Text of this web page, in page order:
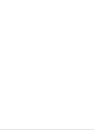
구조
을 통해 관련 규정을 정비